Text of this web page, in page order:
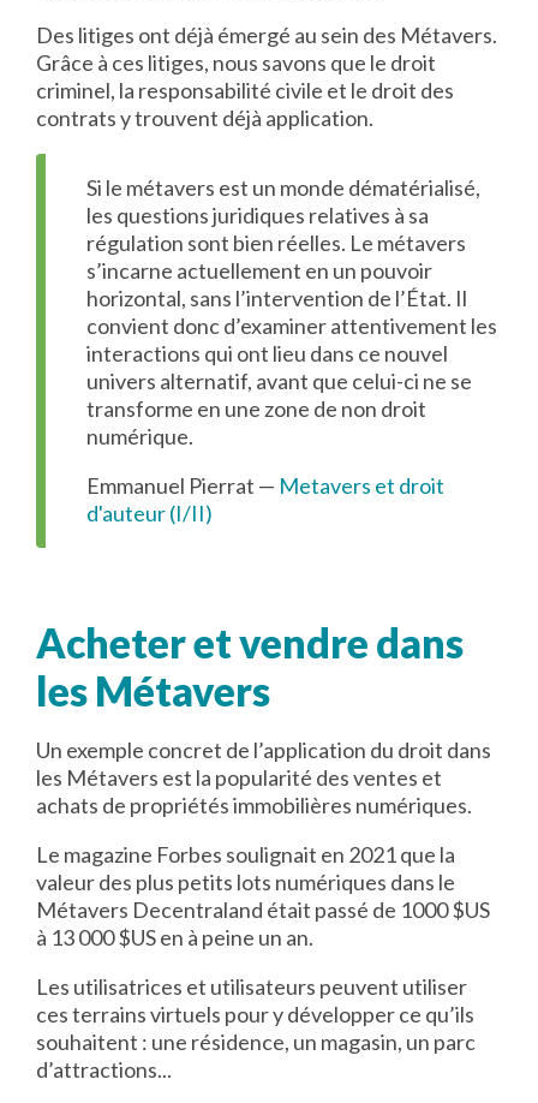
Des litiges ont déjà émergé au sein des Métavers.
Grâce à ces litiges, nous savons que le droit
criminel, la responsabilité civile et le droit des
contrats y trouvent déjà application.
Si le métavers est un monde dématérialisé,
les questions juridiques relatives à sa
régulation sont bien réelles. Le métavers
s’incarne actuellement en un pouvoir
horizontal, sans l’intervention de l’État. Il
convient donc d’examiner attentivement les
interactions qui ont lieu dans ce nouvel
univers alternatif, avant que celui-ci ne se
transforme en une zone de non droit
numérique.
Emmanuel Pierrat — Metavers et droit
d'auteur (I/II)
Acheter et vendre dans
les Métavers
Un exemple concret de l’application du droit dans
les Métavers est la popularité des ventes et
achats de propriétés immobilières numériques.
Le magazine Forbes soulignait en 2021 que la
valeur des plus petits lots numériques dans le
Métavers Decentraland était passé de 1000 $US
à 13 000 $US en à peine un an.
Les utilisatrices et utilisateurs peuvent utiliser
ces terrains virtuels pour y développer ce qu’ils
souhaitent : une résidence, un magasin, un parc
d’attractions...